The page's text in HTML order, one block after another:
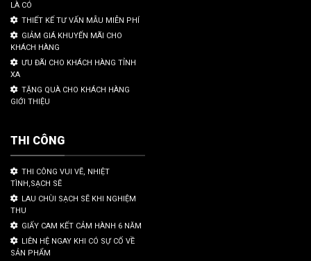
LÀ CÓ
THIẾT KẾ TƯ VẤN MẪU MIỄN PHÍ
GIẢM GIÁ KHUYẾN MÃI CHO
KHÁCH HÀNG
ƯU ĐÃI CHO KHÁCH HÀNG TỈNH
XA
TẶNG QUÀ CHO KHÁCH HÀNG
GIỚI THIỆU
THI CÔNG
THI CÔNG VUI VẼ, NHIỆT
TÌNH,SẠCH SẼ
LAU CHÙI SẠCH SẼ KHI NGHIỆM
THU
GIẤY CAM KẾT CẢM HÀNH 6 NĂM
LIÊN HỆ NGAY KHI CÓ SỰ CỐ VỀ
SẢN PHẨM